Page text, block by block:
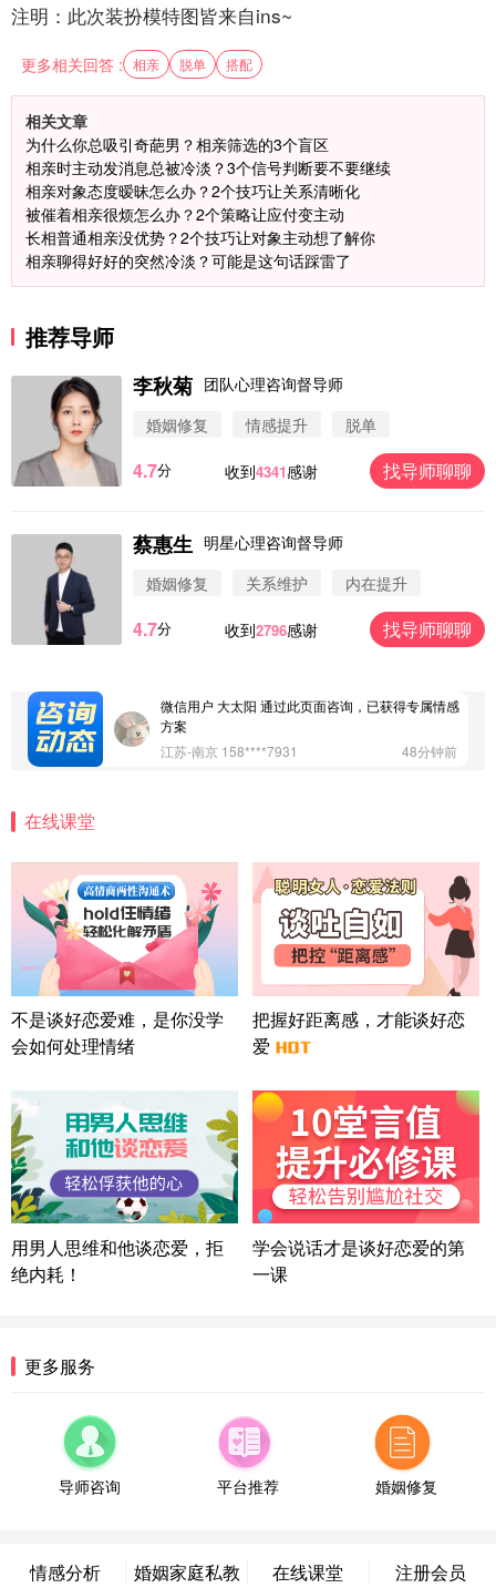
注明：此次装扮模特图皆来自ins~
更多相关回答 : 相亲 脱单 搭配
相关文章
为什么你总吸引奇葩男？相亲筛选的3个盲区
相亲时主动发消息总被冷淡？3个信号判断要不要继续
相亲对象态度暧昧怎么办？2个技巧让关系清晰化
被催着相亲很烦怎么办？2个策略让应付变主动
长相普通相亲没优势？2个技巧让对象主动想了解你
相亲聊得好好的突然冷淡？可能是这句话踩雷了
推荐导师
李秋菊 团队心理咨询督导师
婚姻修复
情感提升 脱单
4.7分 收到4341感谢 找导师聊聊
蔡惠生 明星心理咨询督导师
婚姻修复
关系维护 内在提升
4.7分 收到2796感谢 找导师聊聊
微信用户 圆圈 通过此页面咨询，已获得专属情感方
案
微信用户 Vnno 通过此页面咨询，已获得专属情感方
微信用户 大太阳 通过此页面咨询，已获得专属情感
方案
江苏-南京 158****7931
48分钟前
情感方案
北京-朝阳 151****3189
22分钟前
微信用户 巧?媚儿 通过此页面咨询，已获得专属情感
方案
上海-浦东 177****9074
56分钟前
微信用户 Liberty 通过此页面咨询，已获得专属情感
方案
广东-广州 188****5632
湖北-武汉 135****7410
41分钟前
微信用户 困困魚? 通过此页面咨询，已获得专属情感
方案
陕西-西安 139****6283
3分钟前
情感方案
浙江-宁波 150****8921
福建-厦门 159****4462
53分钟前
微信用户 凌乱小羊 通过此页面咨询，已获得专属情
辽宁-大连 176****2843
39分钟前
在线课堂
不是谈好恋爱难，是你没学
会如何处理情绪
把握好距离感，才能谈好恋
爱
用男人思维和他谈恋爱，拒
绝内耗！
学会说话才是谈好恋爱的第
一课
更多服务
导师咨询 平台推荐 婚姻修复
情感分析 婚姻家庭私教 在线课堂 注册会员